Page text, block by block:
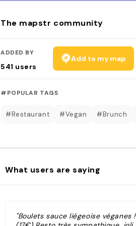
The mapstr community
ADDED BY
541 users
Add to my map
#POPULAR TAGS
#Restaurant #Vegan #Brunch
What users are saying
"Boulets sauce liégeoise véganes !